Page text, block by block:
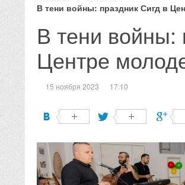
В тени войны: праздник Сигд в
В тени войны:
Центре
15 ноября 2023 17:10